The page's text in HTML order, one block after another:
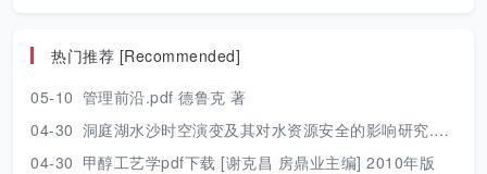
热门推荐 [Recommended]
05-10 管理前沿.pdf 德鲁克 著
04-30 洞庭湖水沙时空演变及其对水资源安全的影响研究.pdf 胡光伟 著 2017年版
04-30 甲醇工艺学pdf下载 [谢克昌 房鼎业主编] 2010年版